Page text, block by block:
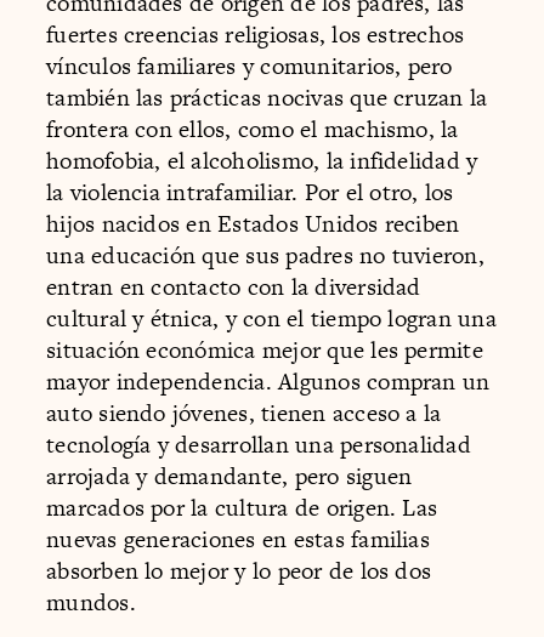
fuertes creencias religiosas, los estrechos
vínculos familiares y comunitarios, pero
también las prácticas nocivas que cruzan la
frontera con ellos, como el machismo, la
homofobia, el alcoholismo, la infidelidad y
la violencia intrafamiliar. Por el otro, los
hijos nacidos en Estados Unidos reciben
una educación que sus padres no tuvieron,
entran en contacto con la diversidad
cultural y étnica, y con el tiempo logran una
situación económica mejor que les permite
mayor independencia. Algunos compran un
auto siendo jóvenes, tienen acceso a la
tecnología y desarrollan una personalidad
arrojada y demandante, pero siguen
marcados por la cultura de origen. Las
nuevas generaciones en estas familias
absorben lo mejor y lo peor de los dos
mundos.